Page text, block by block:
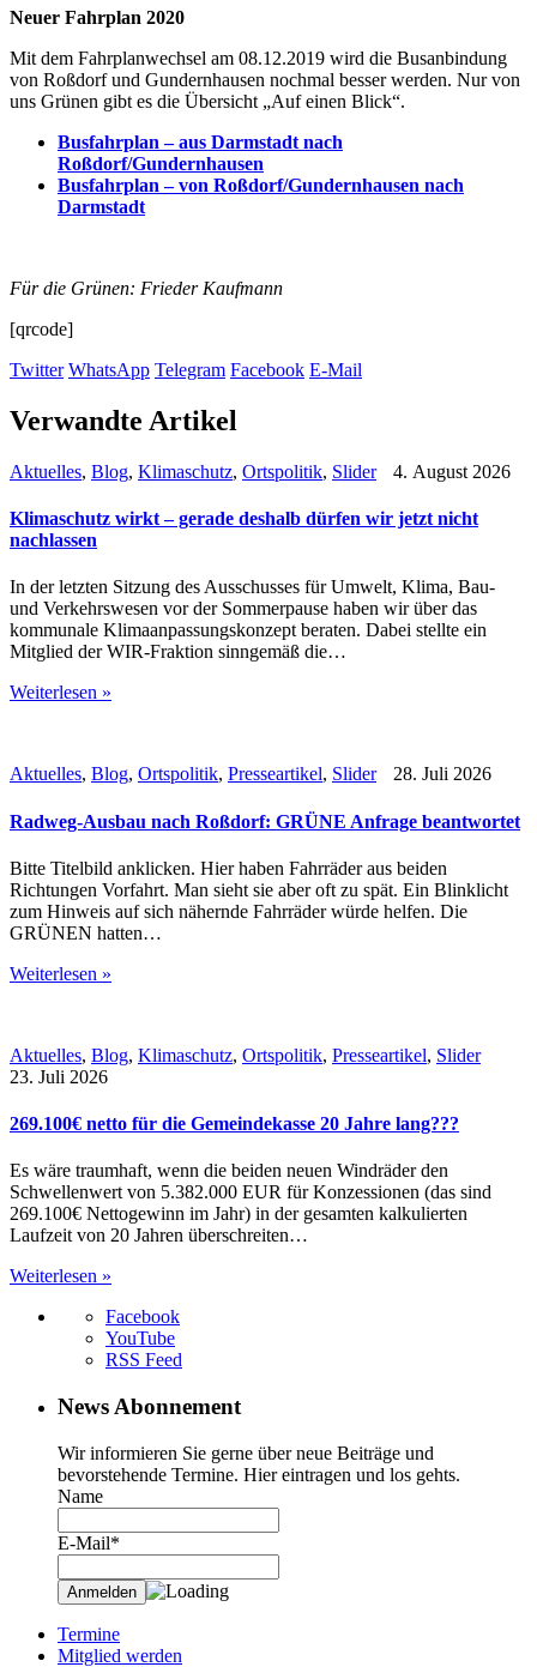
Neuer Fahrplan 2020
Mit dem Fahrplanwechsel am 08.12.2019 wird die Busanbindung
von Roßdorf und Gundernhausen nochmal besser werden. Nur von
uns Grünen gibt es die Übersicht „Auf einen Blick“.
Busfahrplan – aus Darmstadt nach
Roßdorf/Gundernhausen
Busfahrplan – von Roßdorf/Gundernhausen nach
Darmstadt
Für die Grünen: Frieder Kaufmann
[qrcode]
Twitter WhatsApp Telegram Facebook E-Mail
Verwandte Artikel
Aktuelles, Blog, Klimaschutz, Ortspolitik, Slider 4. August 2026
Klimaschutz wirkt – gerade deshalb dürfen wir jetzt nicht
nachlassen
In der letzten Sitzung des Ausschusses für Umwelt, Klima, Bau-
und Verkehrswesen vor der Sommerpause haben wir über das
kommunale Klimaanpassungskonzept beraten. Dabei stellte ein
Mitglied der WIR-Fraktion sinngemäß die…
Weiterlesen »
Aktuelles, Blog, Ortspolitik, Presseartikel, Slider 28. Juli 2026
Radweg-Ausbau nach Roßdorf: GRÜNE Anfrage beantwortet
Bitte Titelbild anklicken. Hier haben Fahrräder aus beiden
Richtungen Vorfahrt. Man sieht sie aber oft zu spät. Ein Blinklicht
zum Hinweis auf sich nähernde Fahrräder würde helfen. Die
GRÜNEN hatten…
Weiterlesen »
Aktuelles, Blog, Klimaschutz, Ortspolitik, Presseartikel, Slider
23. Juli 2026
269.100€ netto für die Gemeindekasse 20 Jahre lang???
Es wäre traumhaft, wenn die beiden neuen Windräder den
Schwellenwert von 5.382.000 EUR für Konzessionen (das sind
269.100€ Nettogewinn im Jahr) in der gesamten kalkulierten
Laufzeit von 20 Jahren überschreiten…
Weiterlesen »
Facebook
YouTube
RSS Feed
News Abonnement
Wir informieren Sie gerne über neue Beiträge und
bevorstehende Termine. Hier eintragen und los gehts.
Name
E-Mail*
Termine
Mitglied werden